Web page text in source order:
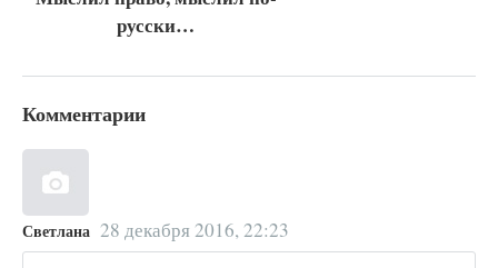
русски…
Комментарии
Светлана 28 декабря 2016, 22:23